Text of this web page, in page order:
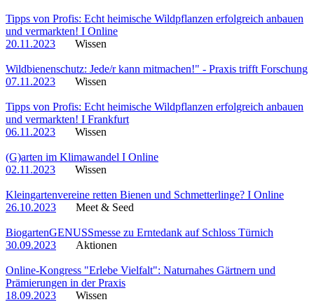
Tipps von Profis: Echt heimische Wildpflanzen erfolgreich anbauen
und vermarkten! I Online
20.11.2023
Wissen
Wildbienenschutz: Jede/r kann mitmachen!" - Praxis trifft Forschung
07.11.2023
Wissen
Tipps von Profis: Echt heimische Wildpflanzen erfolgreich anbauen
und vermarkten! I Frankfurt
06.11.2023
Wissen
(G)arten im Klimawandel I Online
02.11.2023
Wissen
Kleingartenvereine retten Bienen und Schmetterlinge? I Online
26.10.2023
Meet & Seed
BiogartenGENUSSmesse zu Erntedank auf Schloss Türnich
30.09.2023
Aktionen
Online-Kongress "Erlebe Vielfalt": Naturnahes Gärtnern und
Prämierungen in der Praxis
18.09.2023
Wissen